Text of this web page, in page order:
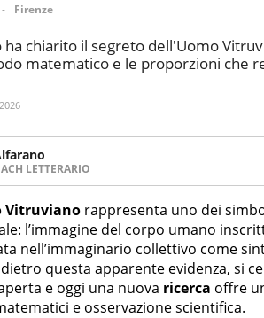
Firenze
ha chiarito il segreto dell'Uomo
matematico e le proporzioni che
LETTERARIO
le storie è la mia missione! Specializzata
editor di narrativa e coach di scrittura
Vitruviano rappresenta uno dei
l’immagine del corpo umano
nell’immaginario collettivo come
questa apparente evidenza, si
e oggi una nuova ricerca offre
e osservazione scientifica.